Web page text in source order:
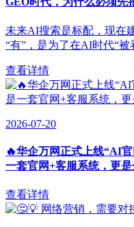
未来AI搜索是标配，现在
“有”，是为了在AI时代“被
查看详情
2026-07-20
🔥华企万网正式上线“AI
一套官网+客服系统，更
查看详情